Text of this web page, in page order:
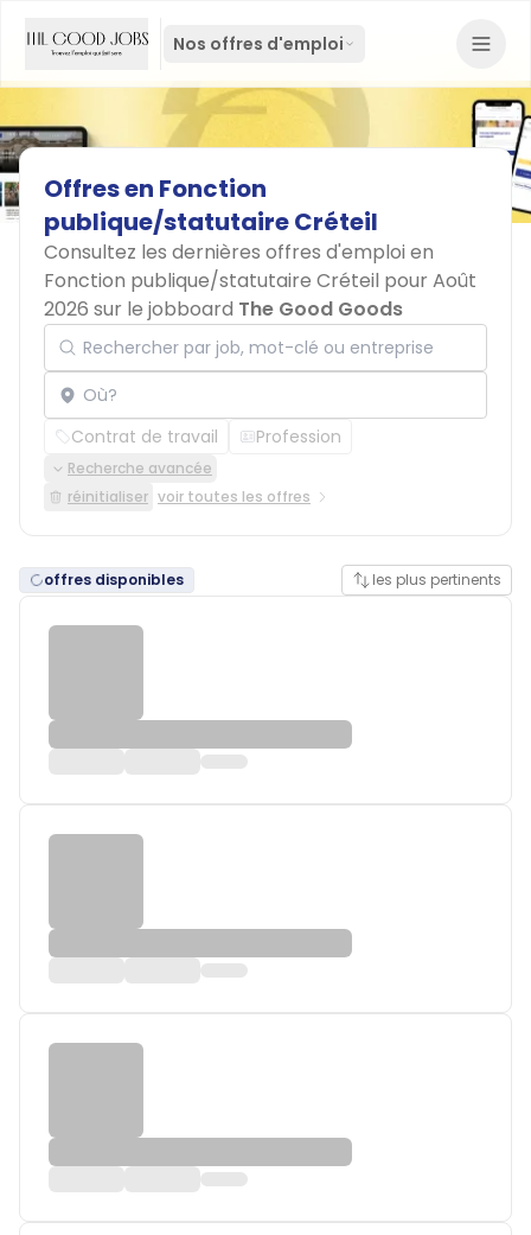
Nos offres d'emploi
Offresen Fonction
publique/statutaireCréteil
Consultez les dernières offres d'emploi en
Fonction publique/statutaire Créteil pour Août
2026 sur le jobboard The Good Goods
Rechercher par job, mot-clé ou entreprise
Localisation
Contrat de travail Profession
Recherche avancée
réinitialiser voir toutes les offres
offres disponibles les plus pertinents